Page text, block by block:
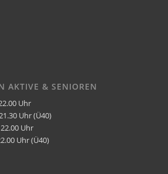
AKTIVE & SENIOREN
Uhr
Uhr (Ü40)
Uhr
Uhr (Ü40)